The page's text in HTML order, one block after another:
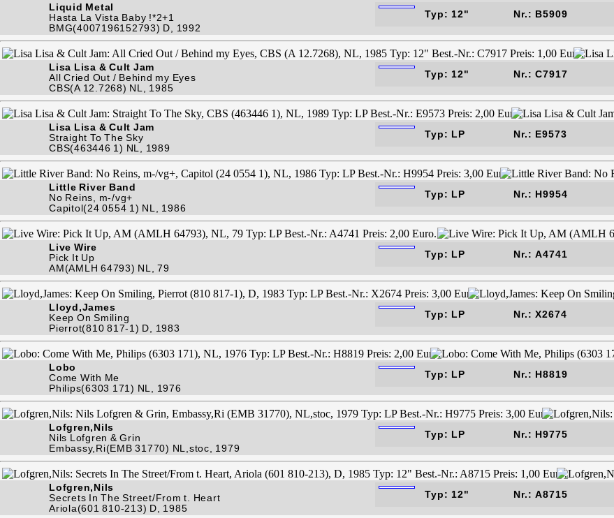
Liquid Metal
Hasta La Vista Baby !*2+1
BMG(4007196152793) D, 1992
Typ: 12" Nr.: B5909
Lisa Lisa & Cult Jam
All Cried Out / Behind my Eyes
CBS(A 12.7268) NL, 1985
Typ: 12" Nr.: C7917
Lisa Lisa & Cult Jam
Straight To The Sky
CBS(463446 1) NL, 1989
Typ: LP Nr.: E9573
Little River Band
No Reins, m-/vg+
Capitol(24 0554 1) NL, 1986
Typ: LP Nr.: H9954
Live Wire
Pick It Up
AM(AMLH 64793) NL, 79
Typ: LP Nr.: A4741
Lloyd,James
Keep On Smiling
Pierrot(810 817-1) D, 1983
Typ: LP Nr.: X2674
Lobo
Come With Me
Philips(6303 171) NL, 1976
Typ: LP Nr.: H8819
Lofgren,Nils
Nils Lofgren & Grin
Embassy,Ri(EMB 31770) NL,stoc, 1979
Typ: LP Nr.: H9775
Lofgren,Nils
Secrets In The Street/From t. Heart
Ariola(601 810-213) D, 1985
Typ: 12" Nr.: A8715